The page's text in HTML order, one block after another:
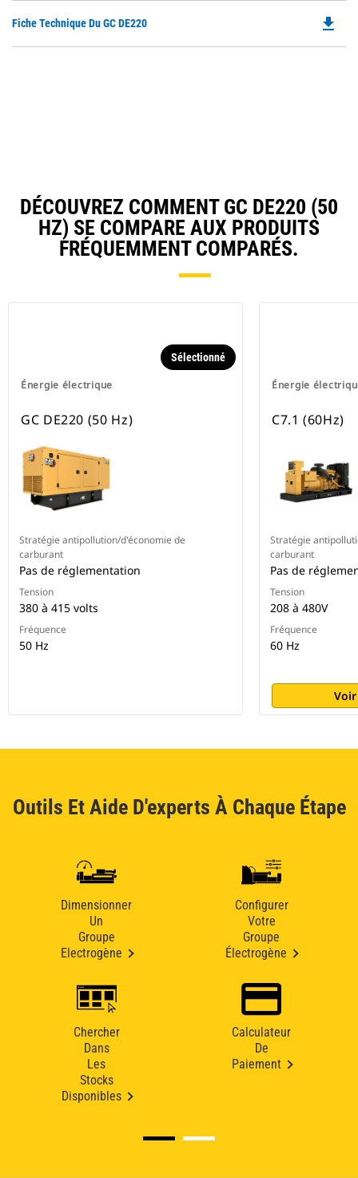
a
Fiche Technique Du GC DE220 file_download
DÉCOUVREZ COMMENT GC DE220 (50
HZ) SE COMPARE AUX PRODUITS
FRÉQUEMMENT COMPARÉS.
Énergie électrique
Sélectionné
GC DE220 (50 Hz)
Stratégie antipollution/d'économie de
carburant
Pas de réglementation
Tension
380 à 415 volts
Fréquence
50 Hz
Énergie
C7.1 (60Hz)
Stratégie
carburant
Pas de
Tension
208 à 480V
Fréquence
60 Hz
Outils Et Aide D'experts À Chaque Étape
Dimensionner
Un
Groupe
Electrogène
Configurer
Votre
Groupe
Électrogène
Chercher
Dans
Les
Stocks
Disponibles
Calculateur
De
Paiement